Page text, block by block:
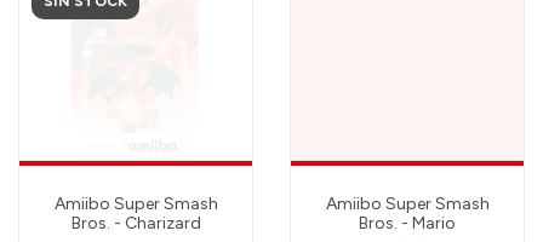
Amiibo Super Smash
Bros. - Charizard
Amiibo Super Smash
Bros. - Mario